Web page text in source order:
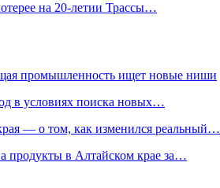
на 20-летии Трассы…
промышленность ищет новые ниши
в условиях поиска новых…
— о том, как изменился реальный…
продукты в Алтайском крае за…